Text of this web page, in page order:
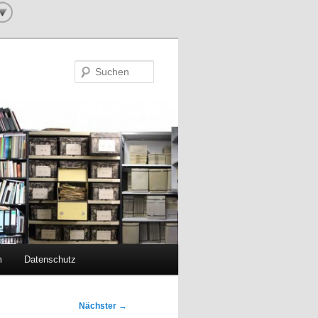
Datenschutz
Nächster →